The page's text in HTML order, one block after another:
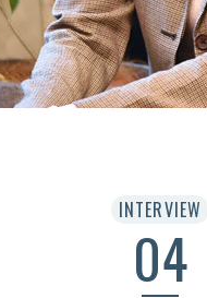
INTERVIEW
04